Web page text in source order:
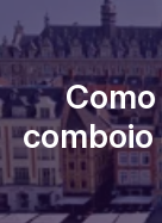
comboio